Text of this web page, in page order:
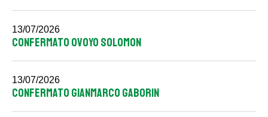
13/07/2026
CONFERMATO OVOYO SOLOMON
13/07/2026
CONFERMATO GIANMARCO GABORIN